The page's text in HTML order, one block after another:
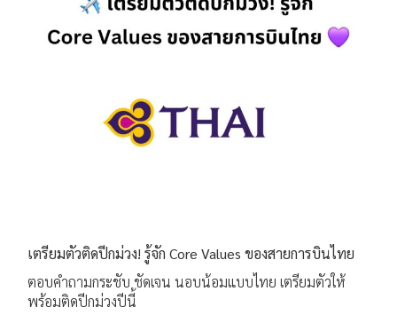
เตรียมตัวติดปีกม่วง! รู้จัก Core Values ของสายการบินไทย
ตอบคำถามกระชับ ชัดเจน นอบน้อมแบบไทย เตรียมตัวให้
พร้อมติดปีกม่วงปีนี้